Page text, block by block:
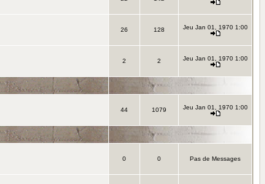
26 128 Jeu Jan 01, 1970 1:00
2 2 Jeu Jan 01, 1970 1:00
44 1079 Jeu Jan 01, 1970 1:00
0 0 Pas de Messages